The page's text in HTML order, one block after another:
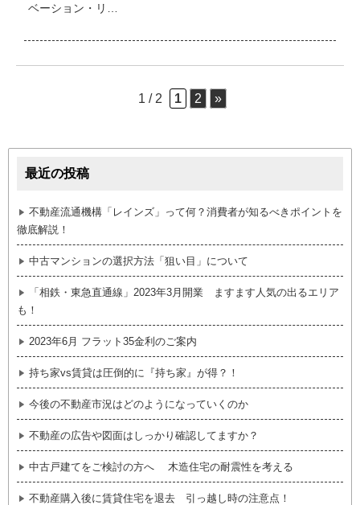
ベーション・リ…
1 / 2 1 2 »
最近の投稿
不動産流通機構「レインズ」って何？消費者が知るべきポイントを
徹底解説！
中古マンションの選択方法「狙い目」について
「相鉄・東急直通線」2023年3月開業 ますます人気の出るエリア
も！
2023年6月 フラット35金利のご案内
持ち家vs賃貸は圧倒的に『持ち家』が得？！
今後の不動産市況はどのようになっていくのか
不動産の広告や図面はしっかり確認してますか？
中古戸建てをご検討の方へ 木造住宅の耐震性を考える
不動産購入後に賃貸住宅を退去 引っ越し時の注意点！